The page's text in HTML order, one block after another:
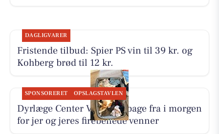
DAGLIGVARER
Fristende tilbud: Spier PS vin til 39 kr. og
Kohberg brød til 12 kr.
SPONSORERET OPSLAGSTAVLEN
Dyrlæge Center Vest er tilbage fra i morgen
for jer og jeres firebenede venner